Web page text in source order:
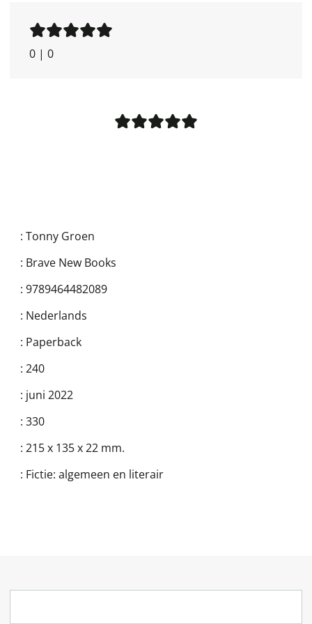
0 | 0
: Tonny Groen
: Brave New Books
: 9789464482089
: Nederlands
: Paperback
: 240
: juni 2022
: 330
: 215 x 135 x 22 mm.
: Fictie: algemeen en literair